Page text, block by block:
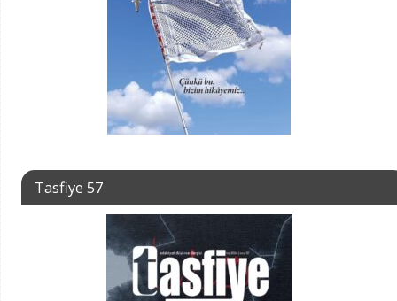
Tasfiye 57